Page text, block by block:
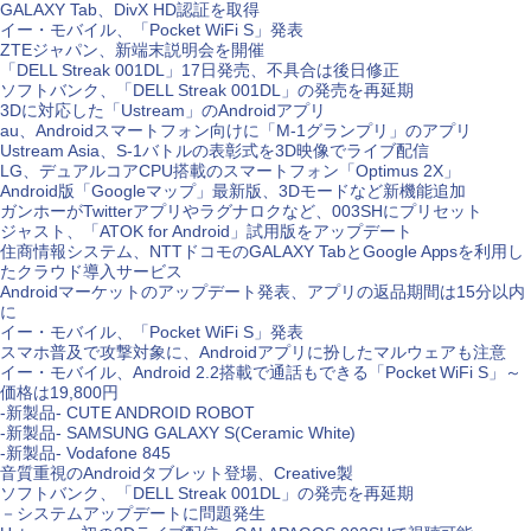
GALAXY Tab、DivX HD認証を取得
イー・モバイル、「Pocket WiFi S」発表
ZTEジャパン、新端末説明会を開催
「DELL Streak 001DL」17日発売、不具合は後日修正
ソフトバンク、「DELL Streak 001DL」の発売を再延期
3Dに対応した「Ustream」のAndroidアプリ
au、Androidスマートフォン向けに「M-1グランプリ」のアプリ
Ustream Asia、S-1バトルの表彰式を3D映像でライブ配信
LG、デュアルコアCPU搭載のスマートフォン「Optimus 2X」
Android版「Googleマップ」最新版、3Dモードなど新機能追加
ガンホーがTwitterアプリやラグナロクなど、003SHにプリセット
ジャスト、「ATOK for Android」試用版をアップデート
住商情報システム、NTTドコモのGALAXY TabとGoogle Appsを利用し
たクラウド導入サービス
Androidマーケットのアップデート発表、アプリの返品期間は15分以内
に
イー・モバイル、「Pocket WiFi S」発表
スマホ普及で攻撃対象に、Androidアプリに扮したマルウェアも注意
イー・モバイル、Android 2.2搭載で通話もできる「Pocket WiFi S」～
価格は19,800円
-新製品- CUTE ANDROID ROBOT
-新製品- SAMSUNG GALAXY S(Ceramic White)
-新製品- Vodafone 845
音質重視のAndroidタブレット登場、Creative製
ソフトバンク、「DELL Streak 001DL」の発売を再延期
－システムアップデートに問題発生